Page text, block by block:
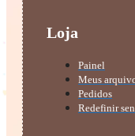
Loja
Painel
Meus
Pedidos
Redefinir